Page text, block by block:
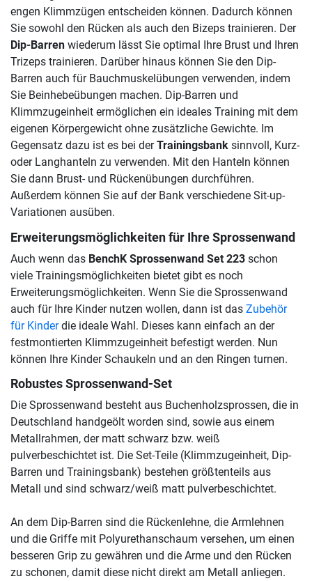
engen Klimmzügen entscheiden können. Dadurch können
Sie sowohl den Rücken als auch den Bizeps trainieren. Der
Dip-Barren wiederum lässt Sie optimal Ihre Brust und Ihren
Trizeps trainieren. Darüber hinaus können Sie den Dip-
Barren auch für Bauchmuskelübungen verwenden, indem
Sie Beinhebeübungen machen. Dip-Barren und
Klimmzugeinheit ermöglichen ein ideales Training mit dem
eigenen Körpergewicht ohne zusätzliche Gewichte. Im
Gegensatz dazu ist es bei derTrainingsbank sinnvoll, Kurz-
oder Langhanteln zu verwenden. Mit den Hanteln können
Sie dann Brust- und Rückenübungen durchführen.
Außerdem können Sie auf der Bank verschiedene Sit-up-
Variationen ausüben.
Erweiterungsmöglichkeiten für Ihre Sprossenwand
Auch wenn das BenchK Sprossenwand Set 223 schon
viele Trainingsmöglichkeiten bietet gibt es noch
Erweiterungsmöglichkeiten. Wenn Sie die Sprossenwand
auch für Ihre Kinder nutzen wollen, dann ist das Zubehör
für Kinderdie ideale Wahl. Dieses kann einfach an der
festmontierten Klimmzugeinheit befestigt werden. Nun
können Ihre Kinder Schaukeln und an den Ringen turnen.
Robustes Sprossenwand-Set
Die Sprossenwand besteht aus Buchenholzsprossen, die in
Deutschland handgeölt worden sind, sowie aus einem
Metallrahmen, der matt schwarz bzw. weiß
pulverbeschichtet ist. Die Set-Teile (Klimmzugeinheit, Dip-
Barren und Trainingsbank) bestehen größtenteils aus
Metall und sind schwarz/weiß matt pulverbeschichtet.
An dem Dip-Barren sind die Rückenlehne, die Armlehnen
und die Griffe mit Polyurethanschaum versehen, um einen
besseren Grip zu gewähren und die Arme und den Rücken
zu schonen, damit diese nicht direkt am Metall anliegen.